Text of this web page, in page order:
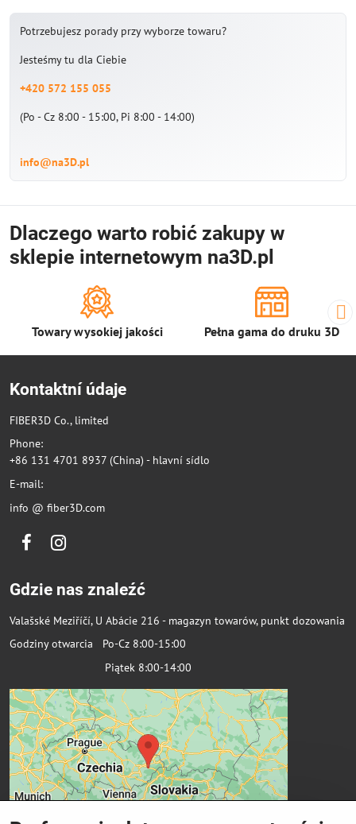
Potrzebujesz porady przy wyborze towaru?
Jesteśmy tu dla Ciebie
+420 572 155 055
(Po - Cz 8:00 - 15:00, Pi 8:00 - 14:00)
info@na3D.pl
Dlaczego warto robić zakupy w
sklepie internetowym na3D.pl
Towary wysokiej jakości Pełna gama do druku 3D
Kontaktní údaje
FIBER3D Co., limited
Phone:
+86 131 4701 8937 (China) - hlavní sídlo
E-mail:
info @ fiber3D.com
FacebookInstagram
Gdzie nas znaleźć
Valašské Meziříčí, U Abácie 216 - magazyn towarów, punkt dozowania
Godziny otwarcia Po-Cz 8:00-15:00
Piątek 8:00-14:00